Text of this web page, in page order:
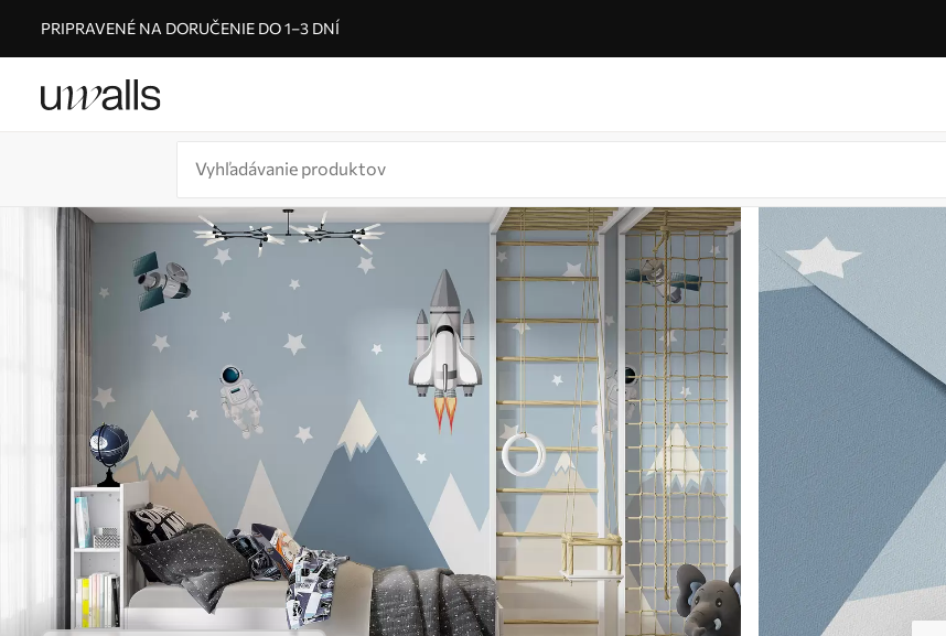
PRIPRAVENÉ NA DORUČENIE DO 1–3 DNÍ